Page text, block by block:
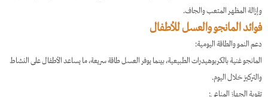
وإزالة المظهر المتعب والجاف.
فوائد المانجو والعسل للأطفال
دعم النمو والطاقة اليومية:
المانجو غنية بالكربوهيدرات الطبيعية، بينما يوفر العسل طاقة سريعة، ما يساعد الأطفال على النشاط
والتركيز خلال اليوم.
تقوية الجهاز المناعي: